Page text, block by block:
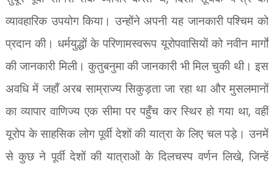
व्यावहारिक उपयोग किया। उन्होंने अपनी यह जानकारी पश्चिम को
प्रदान की। धर्मयुद्धों के परिणामस्वरूप यूरोपवासियों को नवीन मार्गों
की जानकारी मिली। कुतुबनुमा की जानकारी भी मिल चुकी थी। इस
अवधि में जहाँ अरब साम्राज्य सिकुड़ता जा रहा था और मुसलमानों
का व्यापार वाणिज्य एक सीमा पर पहुँच कर स्थिर हो गया था,वहीं
यूरोप के साहसिक लोग पूर्वी देशों की यात्रा के लिए चल पड़े। उनमें
से कुछ ने पूर्वी देशों की यात्राओं के दिलचस्प वर्णन लिखे,जिन्हें